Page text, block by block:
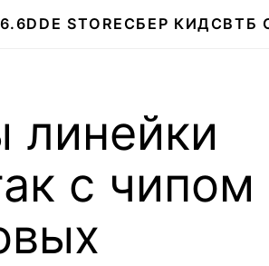
DDE STORE СБЕР КИДСВТБ
с чипом